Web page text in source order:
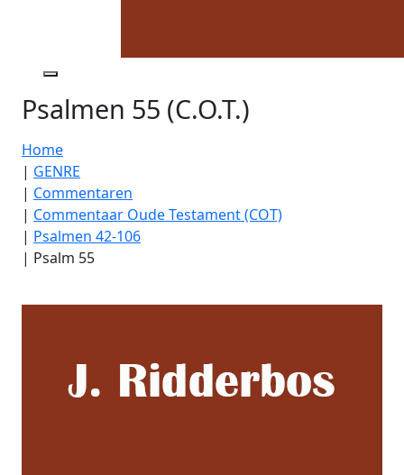
Psalmen 55 (C.O.T.)
Home
| GENRE
| Commentaren
| Commentaar Oude Testament (COT)
| Psalmen 42-106
| Psalm 55